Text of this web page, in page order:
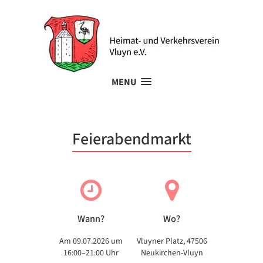
MENU
Feierabendmarkt
Wann?
Am 09.07.2026 um
16:00–21:00 Uhr
Wo?
Vluyner Platz, 47506
Neukirchen-Vluyn